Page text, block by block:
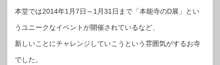
本堂では2014年1月7日～1月31日まで「本能寺のD展」とい
うユニークなイベントが開催されているなど、
新しいことにチャレンジしていこうという雰囲気がするお寺
でした。